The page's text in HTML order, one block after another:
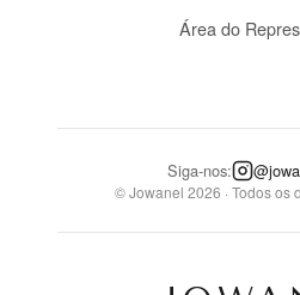
Área do
Siga-nos:
© Jowanel 2026 · Todos os